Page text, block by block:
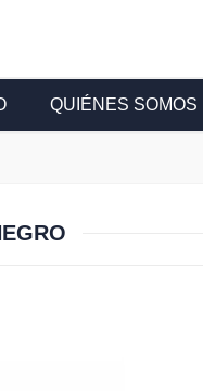
QUIÉNES SOMOS